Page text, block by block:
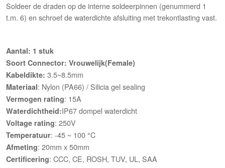
Soldeer de draden op de interne soldeerpinnen (genummerd 1
t.m. 6) en schroef de waterdichte afsluiting met trekontlasting vast.
Aantal: 1 stuk
Soort Connector: Vrouwelijk(Female)
Kabeldikte:3.5~8.5mm
Materiaal: Nylon (PA66) / Silicia gel sealing
Vermogen rating: 15A
Waterdichtheid:IP67 dompel waterdicht
Voltage rating: 250V
Temperatuur: -45 ~ 100 °C
Afmeting: 20mm x 50mm
Certificering: CCC, CE, ROSH, TUV, UL, SAA